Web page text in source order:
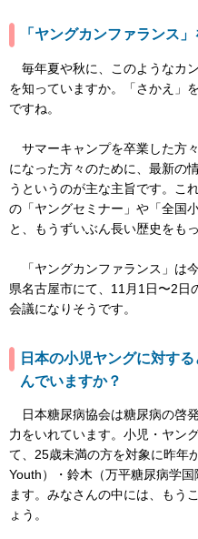
「ヤングカンファランス
毎年夏や秋に、このようなカ
を知っていますか。「さかえ」
ですね。
サマーキャンプを卒業した方
になった方々のために、最新の
うというのが主な主旨です。こ
の「ヤングセミナー」や「全国
と、もうずいぶん長い歴史をも
「ヤングカンファランス」は
県名古屋市にて、11月1日〜2日
会議になりそうです。
日本の小児ヤングに対す
んでいますか？
日本糖尿病協会は糖尿病の啓
力をいれています。小児・ヤン
て、25歳未満の方を対象に昨年
Youth）・鈴木（万平糖尿病学
ます。みなさんの中には、もう
ょう。